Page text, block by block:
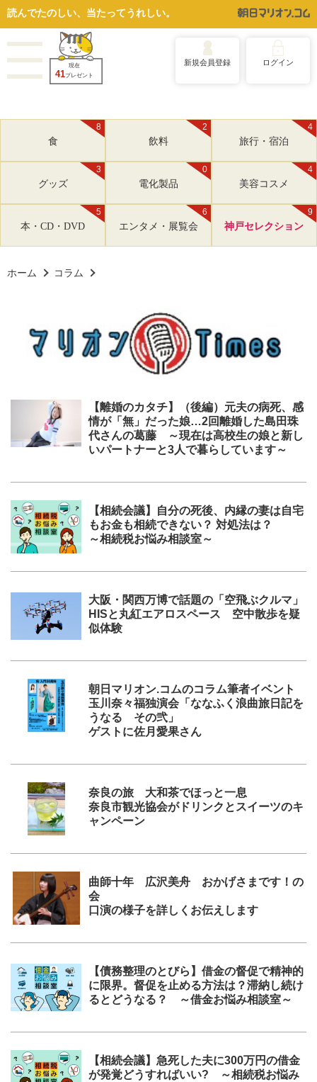
読んでたのしい、当たってうれしい。
現在
41プレゼント
新規会員登録 ログイン
8
食
2
飲料
4
旅行・宿泊
3
グッズ
0
電化製品
4
美容コスメ
5
本・CD・DVD
6
エンタメ・展覧会
9
神戸セレクション
ホーム コラム
【離婚のカタチ】（後編）元夫の病死、感
情が「無」だった娘…2回離婚した島田珠
代さんの葛藤 ～現在は高校生の娘と新し
いパートナーと3人で暮らしています～
【相続会議】自分の死後、内縁の妻は自宅
もお金も相続できない？ 対処法は？
～相続税お悩み相談室～
大阪・関西万博で話題の「空飛ぶクルマ」
HISと丸紅エアロスペース 空中散歩を疑
似体験
朝日マリオン.コムのコラム筆者イベント
玉川奈々福独演会「ななふく浪曲旅日記を
うなる その弐」
ゲストに佐月愛果さん
奈良の旅 大和茶でほっと一息
奈良市観光協会がドリンクとスイーツのキ
ャンペーン
曲師十年 広沢美舟 おかげさまです！の
会
口演の様子を詳しくお伝えします
【債務整理のとびら】借金の督促で精神的
に限界。督促を止める方法は？滞納し続け
るとどうなる？ ～借金お悩み相談室～
【相続会議】急死した夫に300万円の借金
が発覚どうすればいい? ～相続税お悩み